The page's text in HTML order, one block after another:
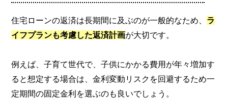
住宅ローンの返済は長期間に及ぶのが一般的なため、 ラ
イフプランも考慮した返済計画が大切です。
例えば、子育て世代で、子供にかかる費用が年々増加す
ると想定する場合は、金利変動リスクを回避するため一
定期間の固定金利を選ぶのも良いでしょう。